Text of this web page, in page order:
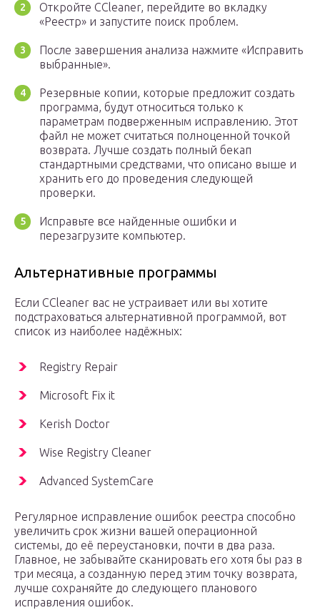
Откройте CCleaner, перейдите во вкладку
«Реестр» и запустите поиск проблем.
После завершения анализа нажмите «Исправить
выбранные».
Резервные копии, которые предложит создать
программа, будут относиться только к
параметрам подверженным исправлению. Этот
файл не может считаться полноценной точкой
возврата. Лучше создать полный бекап
стандартными средствами, что описано выше и
хранить его до проведения следующей
проверки.
Исправьте все найденные ошибки и
перезагрузите компьютер.
Альтернативные программы
Если ССleaner вас не устраивает или вы хотите
подстраховаться альтернативной программой, вот
список из наиболее надёжных:
Registry Repair
Microsoft Fix it
Kerish Doctor
Wise Registry Cleaner
Advanced SystemCare
Регулярное исправление ошибок реестра способно
увеличить срок жизни вашей операционной
системы, до её переустановки, почти в два раза.
Главное, не забывайте сканировать его хотя бы раз в
три месяца, а созданную перед этим точку возврата,
лучше сохраняйте до следующего планового
исправления ошибок.